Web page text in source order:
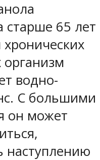
старше 65 лет
организм
водно-
С большими
он может
наступлению